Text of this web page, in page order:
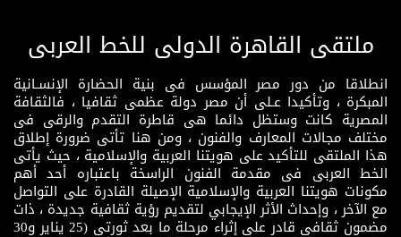
ملتقى القاهرة الدولى للخط العربى
انطلاقا من دور مصر المؤسس فى بنية الحضارة الإنسـانية
المبكرة ، وتأكيدا عـلى أن مصر دولة عظمى ثقافيا ، فالثقافة
المصرية كانت وستظل دائما هى قاطرة التقدم والرقى فى
مختلف مجالات المعارف والفنون ، ومن هنا تأتى ضرورة إطلاق
هذا الملتقى للتأكيد على هويتنا العربية والإسلامية ، حيث يأتى
الخط العربى فى مقدمة الفنون الراسخة باعتباره أحد أهم
مكونات هويتنا العربية والإسلامية الإصيلة القادرة على التواصل
مع الآخر ، وإحداث الأثر الإيجابي لتقديم رؤية ثقافية جديدة ، ذات
مضمون ثقافى قادر على إثراء مرحلة ما بعد ثورتى (25 يناير و30